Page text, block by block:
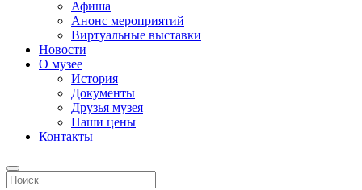
Афиша
Анонс мероприятий
Виртуальные выставки
Новости
О музее
История
Документы
Друзья музея
Наши цены
Контакты